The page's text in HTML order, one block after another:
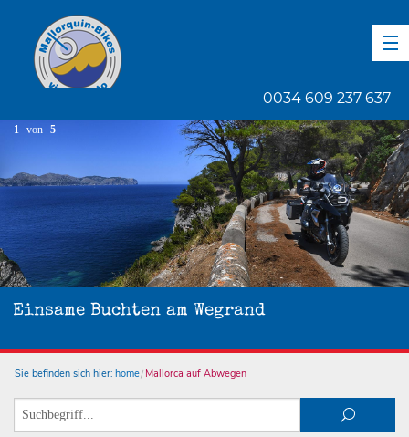
0034 609 237 637
Einsame Buchten am Wegrand
1 von 5
Sie befinden sich hier: home Mallorca auf Abwegen